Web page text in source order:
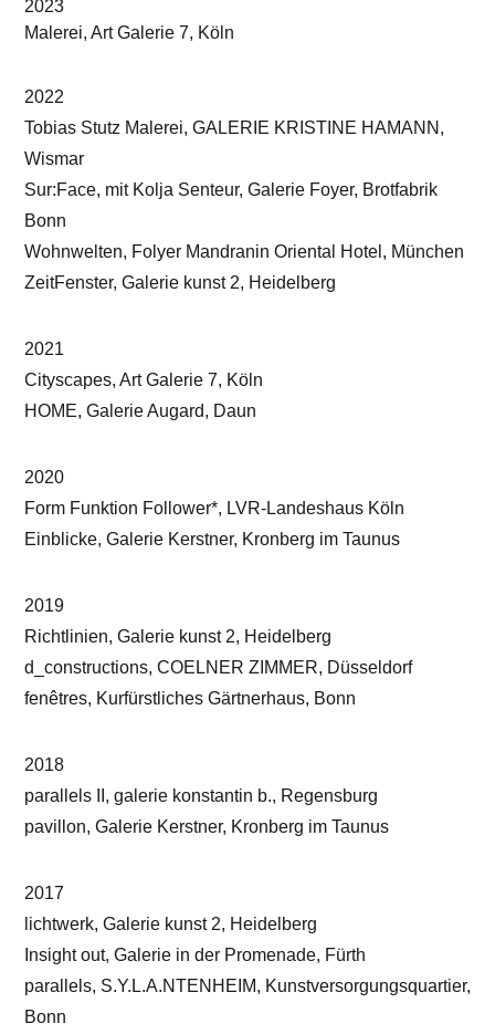
2023
Malerei, Art Galerie 7, Köln
2022
Tobias Stutz Malerei, GALERIE KRISTINE HAMANN,
Wismar
Sur:Face, mit Kolja Senteur, Galerie Foyer, Brotfabrik
Bonn
Wohnwelten, Folyer Mandranin Oriental Hotel, München
ZeitFenster, Galerie kunst 2, Heidelberg
2021
Cityscapes, Art Galerie 7, Köln
HOME, Galerie Augard, Daun
2020
Form Funktion Follower*, LVR-Landeshaus Köln
Einblicke, Galerie Kerstner, Kronberg im Taunus
2019
Richtlinien, Galerie kunst 2, Heidelberg
d_constructions, COELNER ZIMMER, Düsseldorf
fenêtres, Kurfürstliches Gärtnerhaus, Bonn
2018
parallels II, galerie konstantin b., Regensburg
pavillon, Galerie Kerstner, Kronberg im Taunus
2017
lichtwerk, Galerie kunst 2, Heidelberg
Insight out, Galerie in der Promenade, Fürth
parallels, S.Y.L.A.NTENHEIM, Kunstversorgungsquartier,
Bonn